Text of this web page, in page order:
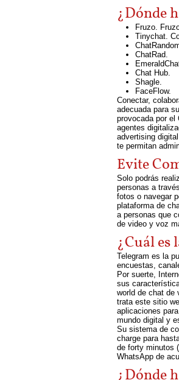
¿Dónde
Fruzo.
Tinychat.
ChatRad.
Chat Hub.
Shagle.
FaceFlow.
Conectar,
adecuada para
provocada por el
agentes
advertising
te permitan
Evite
Solo podrás
personas a
fotos o navegar
plataforma de
a personas que
de video y voz
¿Cuál es
Telegram es la
encuestas,
Por suerte,
sus
world de chat de
trata este sitio
aplicaciones
mundo digital y
Su sistema de
charge para
de forty minutos
WhatsApp de
¿Dónde